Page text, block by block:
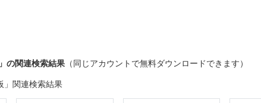
の関連検索結果 （同じアカウントで無料ダウンロードできます）
」関連検索結果